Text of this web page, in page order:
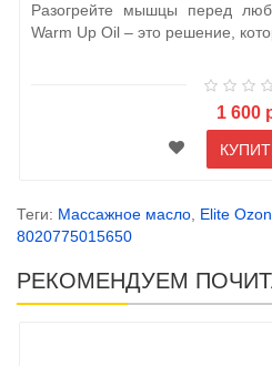
Разогрейте мышцы перед
Warm Up Oil – это решение,
1 600
Теги: Массажное масло, Elite
8020775015650
РЕКОМЕНДУЕМ